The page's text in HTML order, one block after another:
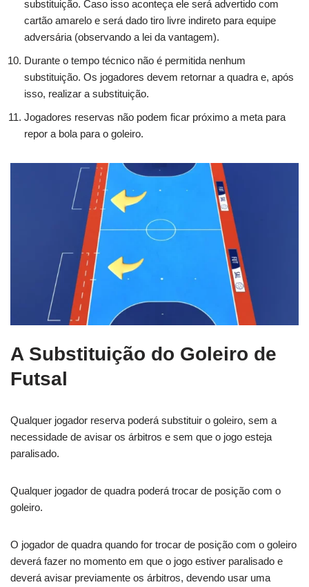
substituição. Caso isso aconteça ele será advertido com
cartão amarelo e será dado tiro livre indireto para equipe
adversária (observando a lei da vantagem).
Durante o tempo técnico não é permitida nenhum
substituição. Os jogadores devem retornar a quadra e, após
isso, realizar a substituição.
Jogadores reservas não podem ficar próximo a meta para
repor a bola para o goleiro.
A Substituição do Goleiro de
Futsal
Qualquer jogador reserva poderá substituir o goleiro, sem a
necessidade de avisar os árbitros e sem que o jogo esteja
paralisado.
Qualquer jogador de quadra poderá trocar de posição com o
goleiro.
O jogador de quadra quando for trocar de posição com o goleiro
deverá fazer no momento em que o jogo estiver paralisado e
deverá avisar previamente os árbitros, devendo usar uma